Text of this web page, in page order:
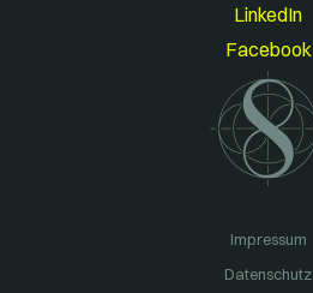
LinkedIn
Facebook
Impressum
Datenschutz